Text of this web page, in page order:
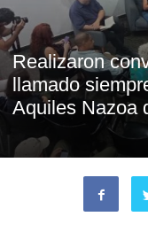
Realizaron
llamado
Aquiles Nazoa